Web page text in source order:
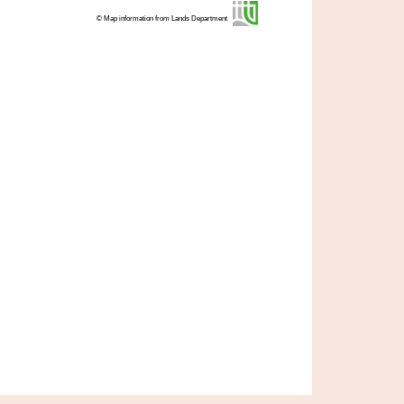
© Map information from Lands Department